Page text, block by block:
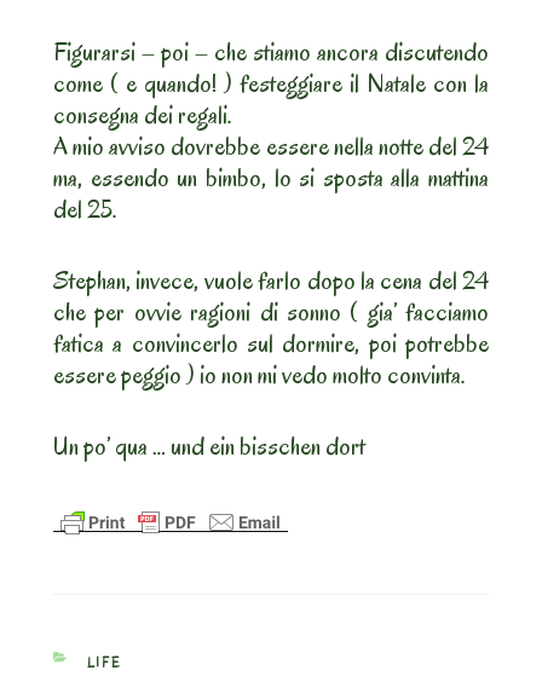
Figurarsi – poi – che stiamo ancora discutendo
come ( e quando! ) festeggiare il Natale con la
consegna dei regali.
A mio avviso dovrebbe essere nella notte del 24
ma, essendo un bimbo, lo si sposta alla mattina
del 25.
Stephan, invece, vuole farlo dopo la cena del 24
che per ovvie ragioni di sonno ( gia’ facciamo
fatica a convincerlo sul dormire, poi potrebbe
essere peggio ) io non mi vedo molto convinta.
Un po’ qua … und ein bisschen dort
CATEGORIES
LIFE